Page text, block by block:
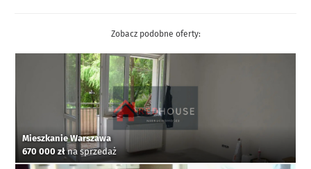
Zobacz podobne oferty:
Mieszkanie Warszawa
670 000 złna sprzedaż